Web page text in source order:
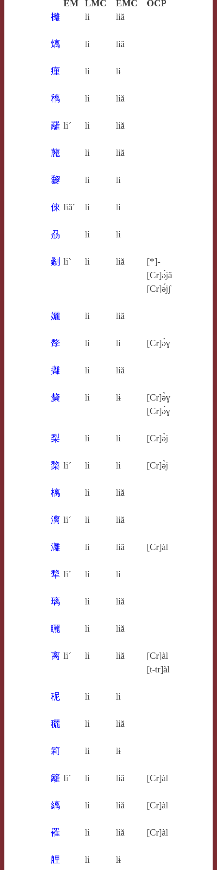
EM LMC EMC
OCP
㰚
li liă
㷰 li liă
㾖 li lɨ
䅻 li liă
䍦 li´ li liă
䕻 li liă
䴻 li li
倈 liă´ li lɨ
刕 li li
劙 li` li liă
[*]-
[Cr]ə́jă
[Cr]ə́jʃ
孋 li liă
孷 li lɨ [Cr]ə̀ɣ
攡 li liă
斄 li lɨ
[Cr]ə̀ɣ
[Cr]ə́ɣ
梨 li li [Cr]ə̀j
棃 li´ li li [Cr]ə̀j
樆 li liă
漓 li´ li liă
灕 li liă [Cr]àl
犂 li´ li li
璃 li liă
矖 li liă
离 li´ li liă
[Cr]àl
[t‑tr]àl
秜 li li
穲 li liă
筣 li lɨ
籬 li´ li liă [Cr]àl
縭 li liă [Cr]àl
罹 li liă [Cr]àl
艃 li lɨ